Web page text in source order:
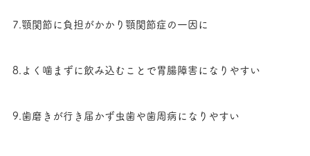
7.顎関節に負担がかかり顎関節症の一因に
8.よく噛まずに飲み込むことで胃腸障害になりやすい
9.歯磨きが行き届かず虫歯や歯周病になりやすい